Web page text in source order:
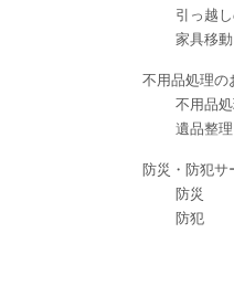
引っ越
家具移動
不用品処理の
不用品
遺品整理
防災・防犯サ
防災
防犯